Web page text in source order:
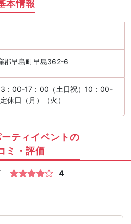
本情報
郡早島町早島362-6
：00-17：00（土日祝）10：00-
日（月）（火）
ティイベントの
ミ・評価
4